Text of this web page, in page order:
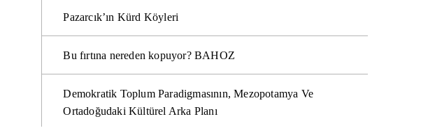
Pazarcık’ın Kürd Köyleri
Bu fırtına nereden kopuyor? BAHOZ
Demokratik Toplum Paradigmasının, Mezopotamya Ve
Ortadoğudaki Kültürel Arka Planı